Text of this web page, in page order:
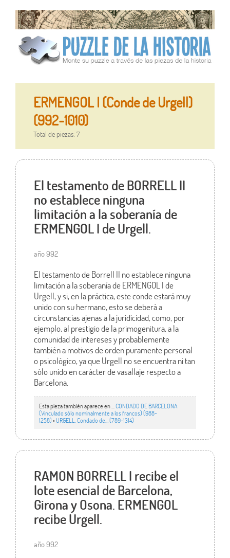
ERMENGOL I (Conde de Urgell)
(992-1010)
Total de piezas: 7
El testamento de BORRELL II
no establece ninguna
limitación a la soberanía de
ERMENGOL I de Urgell.
año 992
El testamento de Borrell II no establece ninguna
limitación a la soberanía de ERMENGOL I de
Urgell, y si, en la práctica, este conde estará muy
unido con su hermano, esto se deberá a
circunstancias ajenas a la juridicidad, como, por
ejemplo, al prestigio de la primogenitura, a la
comunidad de intereses y probablemente
también a motivos de orden puramente personal
o psicológico, ya que Urgell no se encuentra ni tan
sólo unido en carácter de vasallaje respecto a
Barcelona.
Esta pieza también aparece en ... CONDADO DE BARCELONA
(Vinculado sólo nominalmente a los francos) (988-
1258)• URGELL. Condado de… (789-1314)
RAMON BORRELL I recibe el
lote esencial de Barcelona,
Girona y Osona. ERMENGOL
recibe Urgell.
año 992